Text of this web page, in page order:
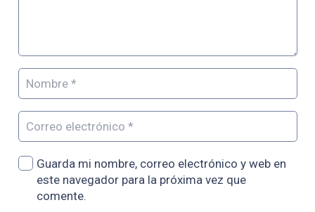
Guarda mi nombre, correo electrónico y web en
este navegador para la próxima vez que
comente.